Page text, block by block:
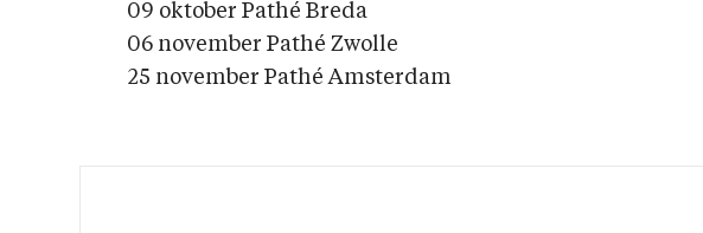
09 oktober Pathé Breda
06 november Pathé Zwolle
25 november Pathé Amsterdam